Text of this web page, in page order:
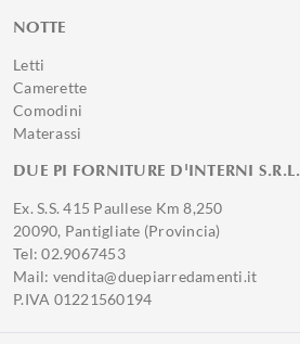
NOTTE
Letti
Camerette
Comodini
Materassi
DUE PI FORNITURE D'INTERNI S.R.L.
Ex. S.S. 415 Paullese Km 8,250
20090, Pantigliate (Provincia)
Tel: 02.9067453
Mail: vendita@duepiarredamenti.it
P.IVA 01221560194